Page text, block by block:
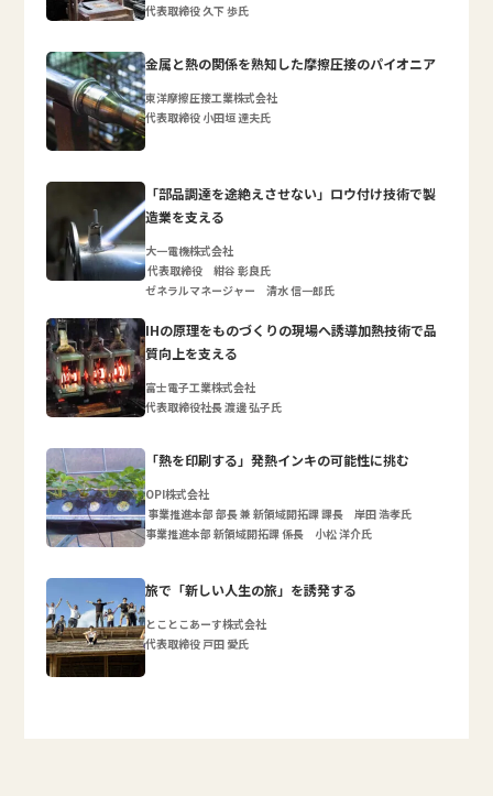
代表取締役 久下 歩氏
金属と熱の関係を熟知した摩擦圧接のパイオニア
東洋摩擦圧接工業株式会社
代表取締役 小田垣 達夫氏
「部品調達を途絶えさせない」ロウ付け技術で製
造業を支える
大一電機株式会社
代表取締役 紺谷 彰良氏
ゼネラルマネージャー 清水 信一郎氏
IHの原理をものづくりの現場へ誘導加熱技術で品
質向上を支える
富士電子工業株式会社
代表取締役社長 渡邊 弘子氏
「熱を印刷する」発熱インキの可能性に挑む
OPI株式会社
事業推進本部 部長 兼 新領域開拓課 課長 岸田 浩孝氏
事業推進本部 新領域開拓課 係長 小松 洋介氏
旅で「新しい人生の旅」を誘発する
とことこあーす株式会社
代表取締役 戸田 愛氏